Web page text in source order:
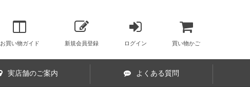
お買い物ガイド 新規会員登録 ログイン 買い物かご
実店舗のご案内 よくある質問